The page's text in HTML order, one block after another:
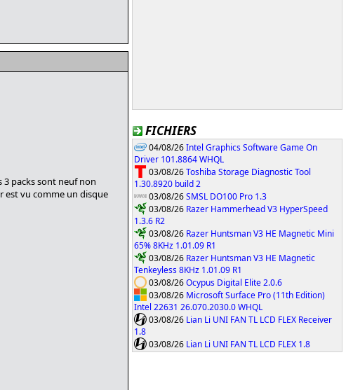
FICHIERS
04/08/26Intel Graphics Software Game On
Driver 101.8864 WHQL
03/08/26Toshiba Storage Diagnostic Tool
1.30.8920 build 2
03/08/26SMSL DO100 Pro 1.3
03/08/26 Razer Hammerhead V3 HyperSpeed
1.3.6 R2
03/08/26 Razer Huntsman V3 HE Magnetic Mini
65% 8KHz 1.01.09 R1
03/08/26 Razer Huntsman V3 HE Magnetic
Tenkeyless 8KHz 1.01.09 R1
03/08/26Ocypus Digital Elite 2.0.6
03/08/26 Microsoft Surface Pro (11th Edition)
Intel 22631 26.070.2030.0 WHQL
03/08/26 Lian Li UNI FAN TL LCD FLEX Receiver
1.8
03/08/26 Lian Li UNI FAN TL LCD FLEX 1.8
3 packs sont neuf non
est vu comme un disque